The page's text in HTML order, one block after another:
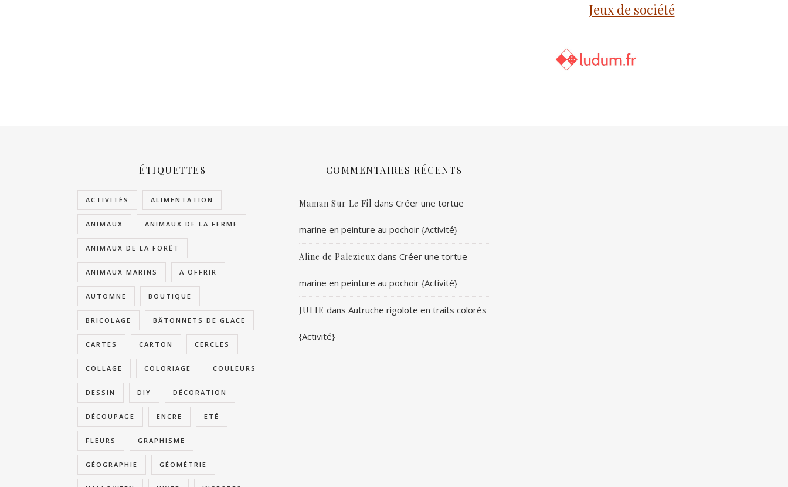
Jeux de société
ÉTIQUETTES
ACTIVITÉS ALIMENTATION
ANIMAUX ANIMAUX DE LA FERME
ANIMAUX DE LA FORÊT
ANIMAUX MARINS A OFFRIR
AUTOMNE BOUTIQUE
BRICOLAGE BÂTONNETS DE GLACE
CARTES CARTON CERCLES
COLLAGE COLORIAGE COULEURS
DESSIN DIY DÉCORATION
DÉCOUPAGE ENCRE ETÉ
FLEURS GRAPHISME
GÉOGRAPHIE GÉOMÉTRIE
COMMENTAIRES RÉCENTS
Maman Sur Le Fil dans Créer une tortue
marine en peinture au pochoir {Activité}
Aline de Palezieux dans Créer une tortue
marine en peinture au pochoir {Activité}
JULIE dans Autruche rigolote en traits colorés
{Activité}